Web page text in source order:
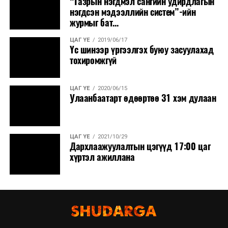
нэгдсэн мэдээллийн систем”-ийн
журмыг бат...
ЦАГ ҮЕ 2019/06/17
Үс шинээр үргээлгэх буюу засуулахад
тохиромжгүй
ЦАГ ҮЕ 2020/06/15
Улаанбаатарт өдөөртөө 31 хэм дулаан
ЦАГ ҮЕ 2021/10/29
Дархлаажуулалтын цэгүүд 17:00 цаг
хүртэл ажиллана